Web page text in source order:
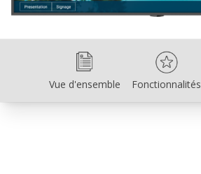
Vue d'ensemble
Vue d'ensemble Fonctionnalités
Fonctionnalités